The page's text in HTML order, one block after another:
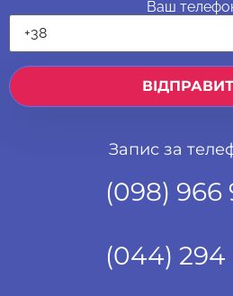
Ваш
Запис за
(098) 966
(044) 294